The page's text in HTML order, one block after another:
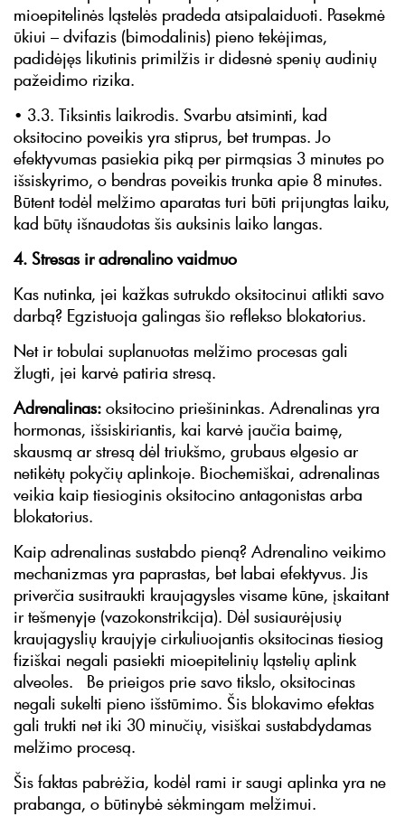
mioepitelinės ląstelės pradeda atsipalaiduoti. Pasekmė
ūkiui – dvifazis (bimodalinis) pieno tekėjimas,
padidėjęs likutinis primilžis ir didesnė spenių audinių
pažeidimo rizika.
• 3.3. Tiksintis laikrodis. Svarbu atsiminti, kad
oksitocino poveikis yra stiprus, bet trumpas. Jo
efektyvumas pasiekia piką per pirmąsias 3 minutes po
išsiskyrimo, o bendras poveikis trunka apie 8 minutes.
Būtent todėl melžimo aparatas turi būti prijungtas laiku,
kad būtų išnaudotas šis auksinis laiko langas.
4. Stresas ir adrenalino vaidmuo
Kas nutinka, jei kažkas sutrukdo oksitocinui atlikti savo
darbą? Egzistuoja galingas šio reflekso blokatorius.
Net ir tobulai suplanuotas melžimo procesas gali
žlugti, jei karvė patiria stresą.
Adrenalinas: oksitocino priešininkas. Adrenalinas yra
hormonas, išsiskiriantis, kai karvė jaučia baimę,
skausmą ar stresą dėl triukšmo, grubaus elgesio ar
netikėtų pokyčių aplinkoje. Biochemiškai, adrenalinas
veikia kaip tiesioginis oksitocino antagonistas arba
blokatorius.
Kaip adrenalinas sustabdo pieną? Adrenalino veikimo
mechanizmas yra paprastas, bet labai efektyvus. Jis
priverčia susitraukti kraujagysles visame kūne, įskaitant
ir tešmenyje (vazokonstrikcija). Dėl susiaurėjusių
kraujagyslių kraujyje cirkuliuojantis oksitocinas tiesiog
fiziškai negali pasiekti mioepitelinių ląstelių aplink
alveoles. Be prieigos prie savo tikslo, oksitocinas
negali sukelti pieno išstūmimo. Šis blokavimo efektas
gali trukti net iki 30 minučių, visiškai sustabdydamas
melžimo procesą.
Šis faktas pabrėžia, kodėl rami ir saugi aplinka yra ne
prabanga, o būtinybė sėkmingam melžimui.